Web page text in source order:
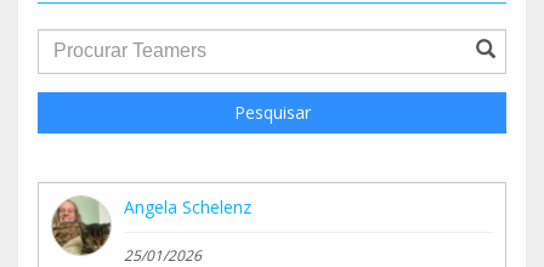
groupProfile.searchForm.search.text???
Pesquisar
Angela Schelenz
25/01/2026